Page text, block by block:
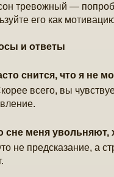
тревожный —
его как
и ответы
снится, что я не
всего, вы
сне меня увольняют,
не предсказание, а